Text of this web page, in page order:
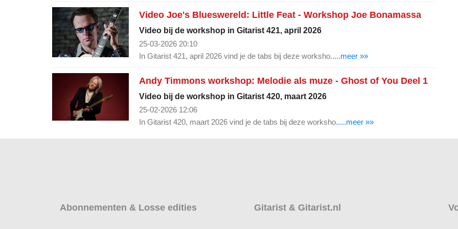
Video Joe's Blueswereld: Little Feat - Workshop Joe Bonamassa
Video bij de workshop in Gitarist 421, april 2026
25-03-2026 20:10
In Gitarist 421, april 2026 vind je de tabs bij deze worksho.....meer »»
Andy Timmons workshop: Melodie als muze - Ghost of You Deel 1
Video bij de workshop in Gitarist 420, maart 2026
25-02-2026 12:06
In Gitarist 420, maart 2026 vind je de tabs bij deze worksho.....meer »»
Abonnementen & Losse edities Gitarist & Gitarist.nl